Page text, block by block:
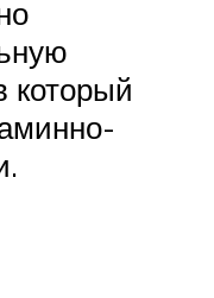
который